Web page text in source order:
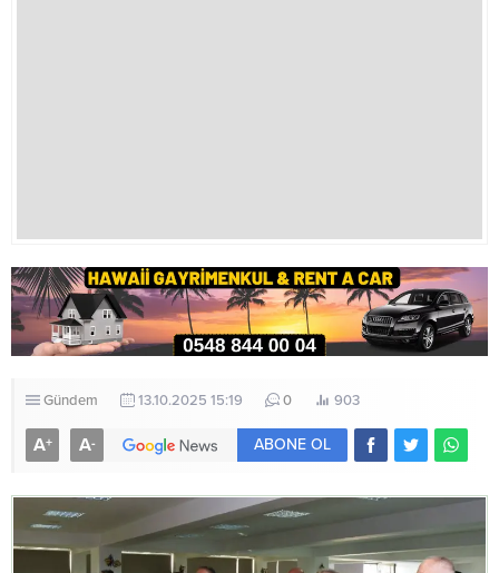
Gündem 13.10.2025 15:19 0 903
A+ A- ABONE OL